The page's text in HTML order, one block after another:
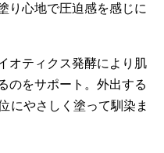
り心地で圧迫感を感じに
オティクス発酵により肌
のをサポート。外出する
にやさしく塗って馴染ま